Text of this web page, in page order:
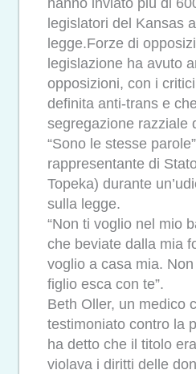
legislatori del Kansas
legge.Forze di
legislazione ha avuto
opposizioni, con i
definita anti-trans e
segregazione razziale
“Sono le stesse
rappresentante di
Topeka) durante
sulla legge.
“Non ti voglio nel mio
che beviate dalla mia
voglio a casa mia.
figlio esca con te”.
Beth Oller, un medico
testimoniato contro la
ha detto che il titolo
violava i diritti delle